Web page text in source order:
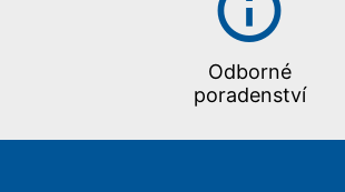
Odborné
poradenství